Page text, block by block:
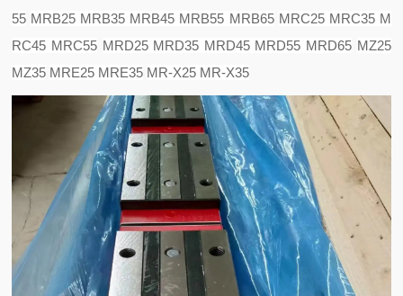
55 MRB25 MRB35 MRB45 MRB55 MRB65 MRC25 MRC35 M
RC45 MRC55 MRD25 MRD35 MRD45 MRD55 MRD65 MZ25
MZ35 MRE25 MRE35 MR-X25 MR-X35